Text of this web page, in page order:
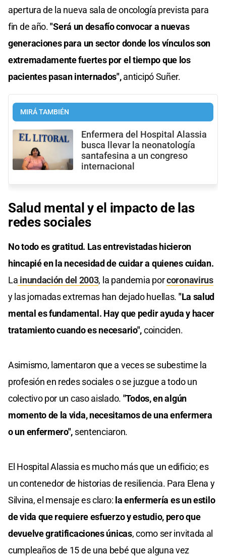
apertura de la nueva sala de oncología prevista para
fin de año."Será un desafío convocar a nuevas
generaciones para un sector donde los vínculos son
extremadamente fuertes por el tiempo que los
pacientes pasan internados",anticipó Suñer.
MIRÁ TAMBIÉN
Enfermera del Hospital Alassia
busca llevar la neonatología
santafesina a un congreso
internacional
Salud mental y el impacto de las
redes sociales
No todo es gratitud. Las entrevistadas hicieron
hincapié en la necesidad de cuidar a quienes cuidan.
La inundación del 2003, la pandemia porcoronavirus
y las jornadas extremas han dejado huellas. "La salud
mental es fundamental. Hay que pedir ayuda y hacer
tratamiento cuando es necesario",coinciden.
Asimismo, lamentaron que a veces se subestime la
profesión en redes sociales o se juzgue a todo un
colectivo por un caso aislado. "Todos, en algún
momento de la vida, necesitamos de una enfermera
o un enfermero", sentenciaron.
El Hospital Alassia es mucho más que un edificio; es
un contenedor de historias de resiliencia. Para Elena y
Silvina, el mensaje es claro: la enfermería es un estilo
de vida que requiere esfuerzo y estudio, pero que
devuelve gratificaciones únicas, como ser invitada al
cumpleaños de 15 de una bebé que alguna vez